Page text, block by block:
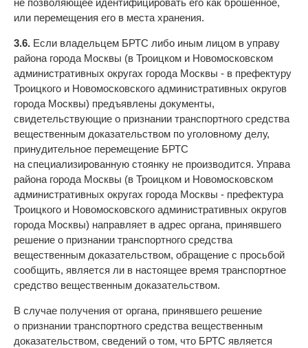
не позволяющее идентифицировать его как брошенное,
или перемещения его в места хранения.
3.6. Если владельцем БРТС либо иным лицом в управу
района города Москвы (в Троицком и Новомосковском
административных округах города Москвы - в префектуру
Троицкого и Новомосковского административных округов
города Москвы) предъявлены документы,
свидетельствующие о признании транспортного средства
вещественным доказательством по уголовному делу,
принудительное перемещение БРТС
на специализированную стоянку не производится. Управа
района города Москвы (в Троицком и Новомосковском
административных округах города Москвы - префектура
Троицкого и Новомосковского административных округов
города Москвы) направляет в адрес органа, принявшего
решение о признании транспортного средства
вещественным доказательством, обращение с просьбой
сообщить, является ли в настоящее время транспортное
средство вещественным доказательством.
В случае получения от органа, принявшего решение
о признании транспортного средства вещественным
доказательством, сведений о том, что БРТС является